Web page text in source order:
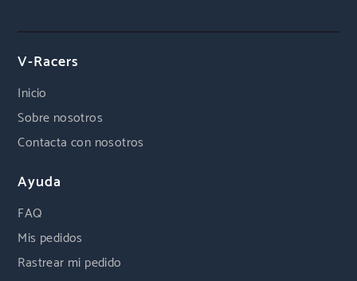
V-Racers
Inicio
Sobre nosotros
Contacta con nosotros
Ayuda
FAQ
Mis pedidos
Rastrear mi pedido